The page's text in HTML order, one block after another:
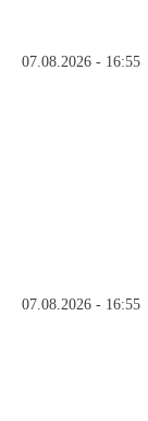
07.08.2026 - 16:55
07.08.2026 - 16:55